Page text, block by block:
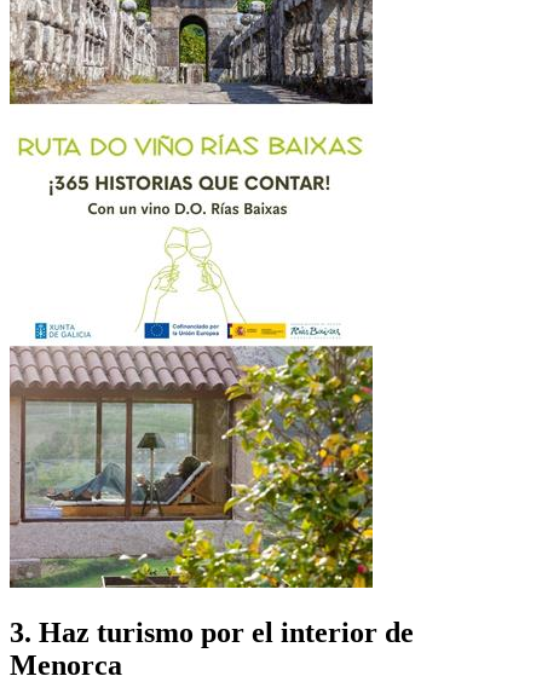
3. Haz turismo por el interior de
Menorca